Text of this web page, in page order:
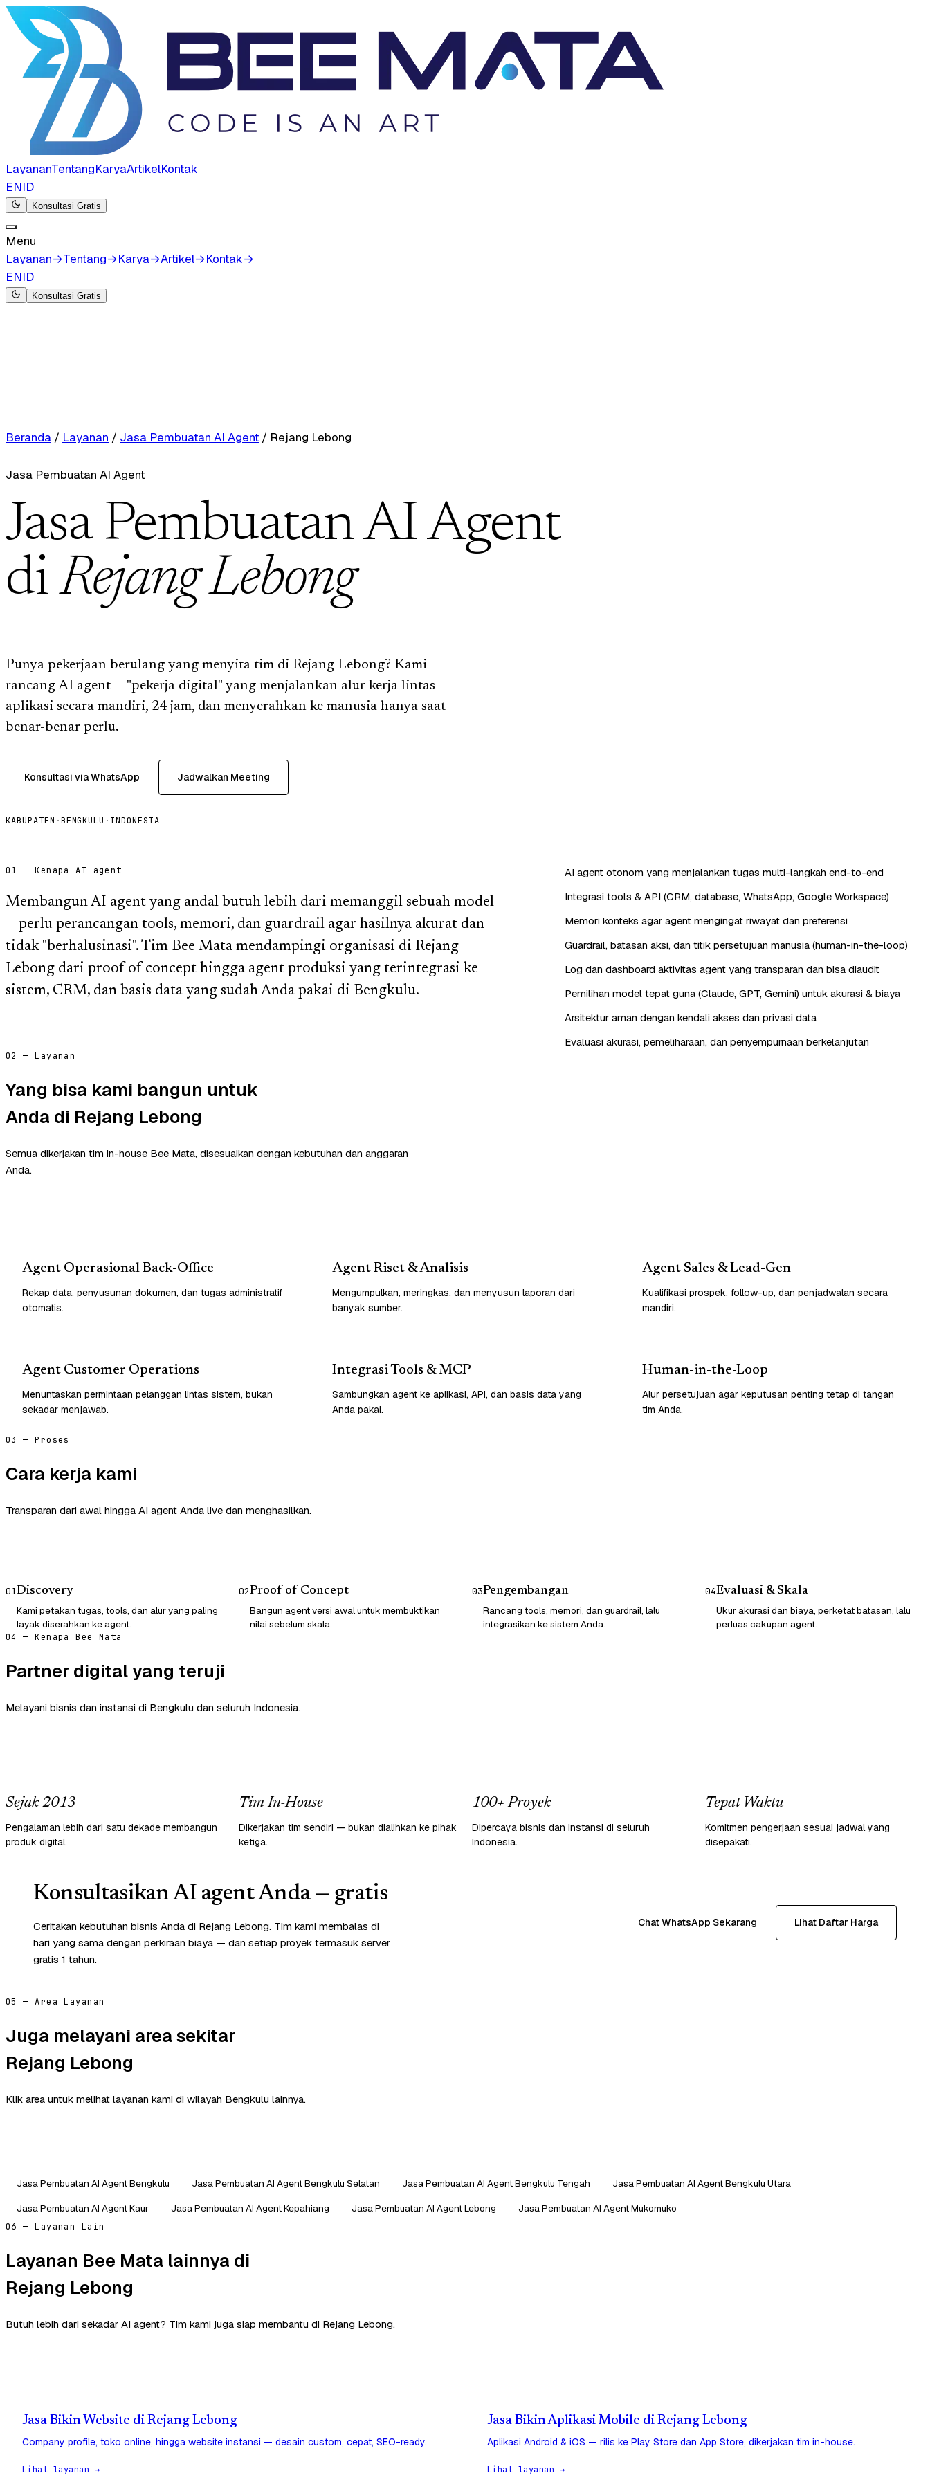
LayananTentangKaryaArtikelKontak
ENID
Konsultasi Gratis
Menu
Layanan→Tentang→Karya→Artikel→Kontak→
ENID
Konsultasi Gratis
Beranda / Layanan / Jasa Pembuatan AI Agent / Rejang Lebong
Jasa Pembuatan AI Agent
Jasa Pembuatan AI Agent
diRejang Lebong
Punya pekerjaan berulang yang menyita tim di Rejang Lebong? Kami
rancang AI agent — "pekerja digital" yang menjalankan alur kerja lintas
aplikasi secara mandiri, 24 jam, dan menyerahkan ke manusia hanya saat
benar-benar perlu.
Konsultasi via WhatsApp Jadwalkan Meeting
KABUPATEN ·BENGKULU · INDONESIA
01 — Kenapa AI agent
Membangun AI agent yang andal butuh lebih dari memanggil sebuah model
— perlu perancangan tools, memori, dan guardrail agar hasilnya akurat dan
tidak "berhalusinasi". Tim Bee Mata mendampingi organisasi di Rejang
Lebong dari proof of concept hingga agent produksi yang terintegrasi ke
sistem, CRM, dan basis data yang sudah Anda pakai di Bengkulu.
AI agent otonom yang menjalankan tugas multi-langkah end-to-end
Integrasi tools & API (CRM, database, WhatsApp, Google Workspace)
Memori konteks agar agent mengingat riwayat dan preferensi
Guardrail, batasan aksi, dan titik persetujuan manusia (human-in-the-loop)
Log dan dashboard aktivitas agent yang transparan dan bisa diaudit
Pemilihan model tepat guna (Claude, GPT, Gemini) untuk akurasi & biaya
Arsitektur aman dengan kendali akses dan privasi data
Evaluasi akurasi, pemeliharaan, dan penyempurnaan berkelanjutan
02 — Layanan
Yang bisa kami bangun untuk
Anda di Rejang Lebong
Semua dikerjakan tim in-house Bee Mata, disesuaikan dengan kebutuhan dan anggaran
Anda.
Agent Operasional Back-Office
Rekap data, penyusunan dokumen, dan tugas administratif
otomatis.
Agent Riset & Analisis
Mengumpulkan, meringkas, dan menyusun laporan dari
banyak sumber.
Agent Sales & Lead-Gen
Kualifikasi prospek, follow-up, dan penjadwalan secara
mandiri.
Agent Customer Operations
Menuntaskan permintaan pelanggan lintas sistem, bukan
sekadar menjawab.
Integrasi Tools & MCP
Sambungkan agent ke aplikasi, API, dan basis data yang
Anda pakai.
Human-in-the-Loop
Alur persetujuan agar keputusan penting tetap di tangan
tim Anda.
03 — Proses
Cara kerja kami
Transparan dari awal hingga AI agent Anda live dan menghasilkan.
01Discovery
Kami petakan tugas, tools, dan alur yang paling
layak diserahkan ke agent.
02Proof of Concept
Bangun agent versi awal untuk membuktikan
nilai sebelum skala.
03Pengembangan
Rancang tools, memori, dan guardrail, lalu
integrasikan ke sistem Anda.
04Evaluasi & Skala
Ukur akurasi dan biaya, perketat batasan, lalu
perluas cakupan agent.
04 — Kenapa Bee Mata
Partner digital yang teruji
Melayani bisnis dan instansi di Bengkulu dan seluruh Indonesia.
Sejak 2013
Pengalaman lebih dari satu dekade membangun
produk digital.
Tim In-House
Dikerjakan tim sendiri — bukan dialihkan ke pihak
ketiga.
100+ Proyek
Dipercaya bisnis dan instansi di seluruh
Indonesia.
Tepat Waktu
Komitmen pengerjaan sesuai jadwal yang
disepakati.
Konsultasikan AI agent Anda — gratis
Ceritakan kebutuhan bisnis Anda di Rejang Lebong. Tim kami membalas di
hari yang sama dengan perkiraan biaya — dan setiap proyek termasuk server
gratis 1 tahun.
Chat WhatsApp Sekarang Lihat Daftar Harga
05 — Area Layanan
Juga melayani area sekitar
Rejang Lebong
Klik area untuk melihat layanan kami di wilayah Bengkulu lainnya.
Jasa Pembuatan AI Agent Bengkulu Jasa Pembuatan AI Agent Bengkulu Selatan Jasa Pembuatan AI Agent Bengkulu Tengah
Jasa Pembuatan AI Agent Bengkulu Utara
Jasa Pembuatan AI Agent Kaur
Jasa Pembuatan AI Agent Kepahiang Jasa Pembuatan AI Agent Lebong Jasa Pembuatan AI Agent Mukomuko
06 — Layanan Lain
Layanan Bee Mata lainnya di
Rejang Lebong
Butuh lebih dari sekadar AI agent? Tim kami juga siap membantu di Rejang Lebong.
Jasa Bikin Website di Rejang Lebong
Company profile, toko online, hingga website instansi — desain custom, cepat, SEO-ready.
Lihat layanan →
Jasa Bikin Aplikasi Mobile di Rejang Lebong
Aplikasi Android & iOS — rilis ke Play Store dan App Store, dikerjakan tim in-house.
Lihat layanan →